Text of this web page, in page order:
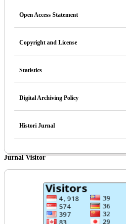
Open Access Statement
Copyright and License
Statistics
Digital Archiving Policy
Histori Jurnal
Jurnal Visitor